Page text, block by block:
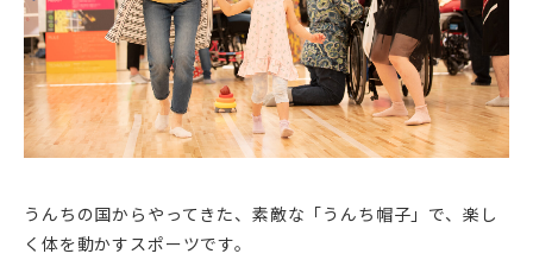
うんちの国からやってきた、素敵な「うんち帽子」で、楽し
く体を動かすスポーツです。